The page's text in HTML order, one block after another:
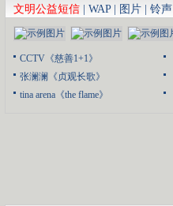
文明公益短信 WAP| 图片 铃声
CCTV《慈善1+1》
张澜澜《贞观长歌》
tina arena《the flame》